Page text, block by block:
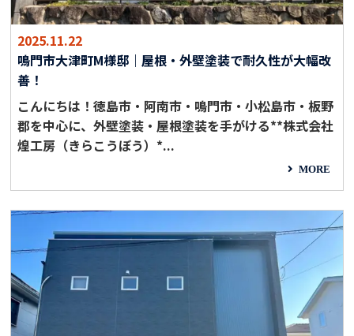
2025.11.22
鳴門市大津町M様邸｜屋根・外壁塗装で耐久性が大幅改
善！
こんにちは！徳島市・阿南市・鳴門市・小松島市・板野
郡を中心に、外壁塗装・屋根塗装を手がける**株式会社
煌工房（きらこうぼう）*...
MORE